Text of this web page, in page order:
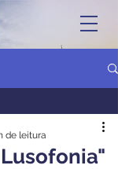
de leitura